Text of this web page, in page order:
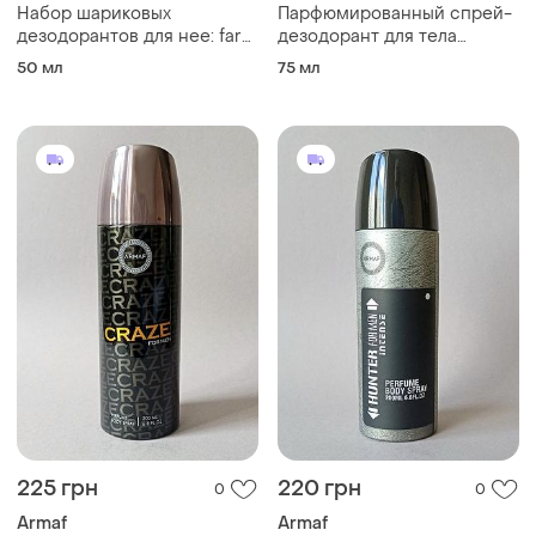
Набор шариковых
дезодорантов для нее: far
away, little black dress,
50 мл
Парфюмированный спрей-
дезодорант для тела
possess [позес]
75 мл
225 грн 0
Armaf
220 грн 0
Armaf